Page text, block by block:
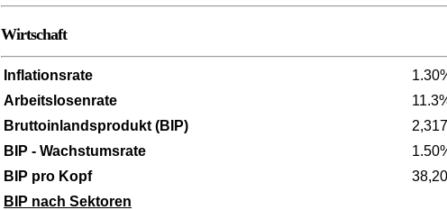
Wirtschaft
Inflationsrate
Arbeitslosenrate
Bruttoinlandsprodukt (BIP)
BIP - Wachstumsrate
BIP pro Kopf
BIP nach Sektoren